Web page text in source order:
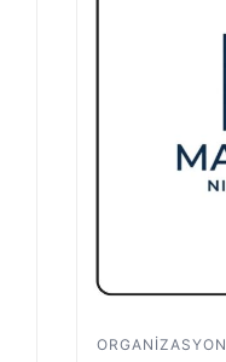
ORGANIZASYON